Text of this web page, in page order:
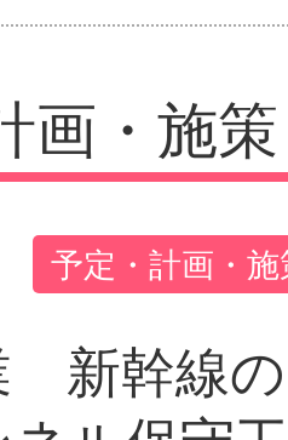
画・施策
予定・計画・
新幹線